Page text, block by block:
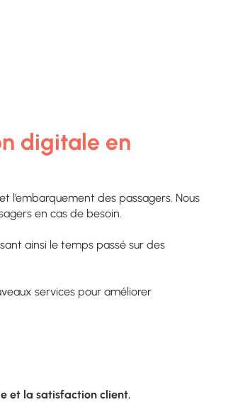
digitale en
des passagers. Nous
en cas de besoin.
ainsi le temps passé sur des
services pour améliorer
et la satisfaction client.